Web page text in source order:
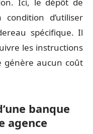
d’utiliser
spécifique. Il
les instructions
génère aucun coût
banque
agence